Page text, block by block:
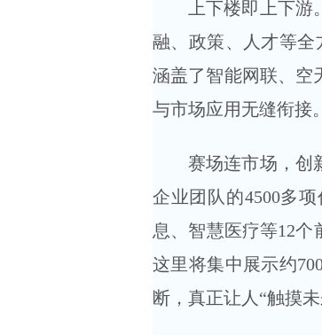
上下楼即上下
融、政策、人才等全
涵盖了智能网联、空
与市场应用无缝衔接。
赛场连市场，创
企业团队的4500多
息、智慧医疗等12个
这里将集中展示约
断，真正让人“触摸